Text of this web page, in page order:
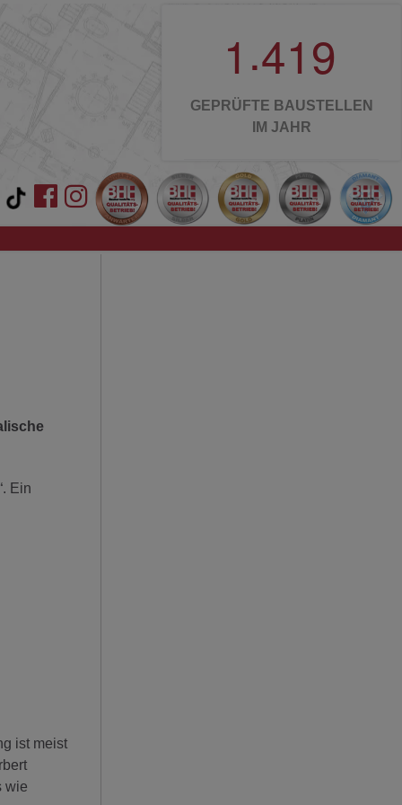
1 .419
GEPRÜFTE BAUSTELLEN
IM JAHR
Ein
ist meist
wie